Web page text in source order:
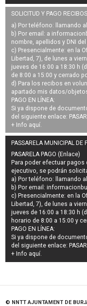
SOLICITUD Y PAGO
a) Por teléfono: llamando
b) Por email: a
nombre, apellidos y DNI del
c) Presencialmente: en la
Libertad, 7), de lunes a
jueves de 16:00 a 18:30 h
de 8:00 a 15:00 y cerrado
d) Para los recibos en
apartado mis datos/
PAGO EN LÍNEA:
Si ya dispone de
del siguiente enlace:
+ Info aquí.
PASSARELA MUNICIPAL DE
PASARELA PAGO (Enlace)
Para poder efectuar pagos
ejecutivo, se podrán
a) Por teléfono: llamando
b) Por email:
c) Presencialmente: en la
Libertad, 7), de lunes a
jueves de 16:00 a 18:30 h
horario de 8:00 a 15:00 y
PAGO EN LÍNEA:
Si ya dispone de
del siguiente enlace:
+ Info aquí.
© NNTT AJUNTAMENT DE